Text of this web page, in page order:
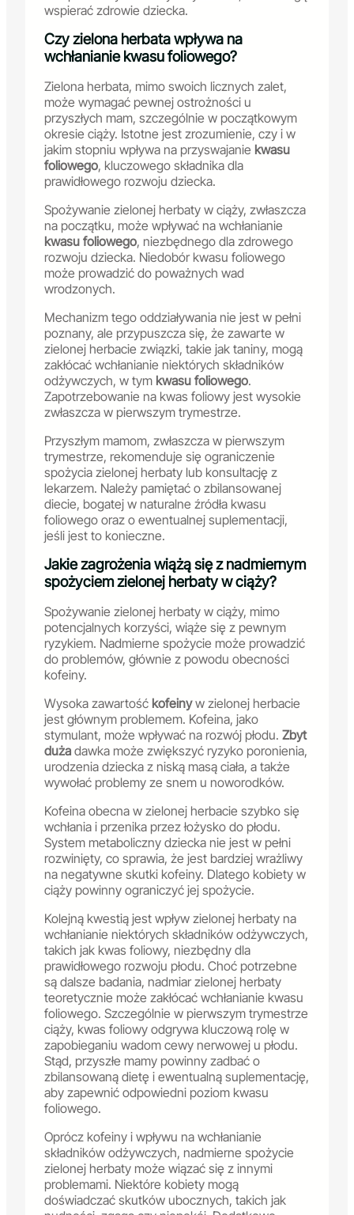
wspierać zdrowie dziecka.
Czy zielona herbata wpływa na
wchłanianie kwasu foliowego?
Zielona herbata, mimo swoich licznych zalet,
może wymagać pewnej ostrożności u
przyszłych mam, szczególnie w początkowym
okresie ciąży. Istotne jest zrozumienie, czy i w
jakim stopniu wpływa na przyswajanie kwasu
foliowego, kluczowego składnika dla
prawidłowego rozwoju dziecka.
Spożywanie zielonej herbaty w ciąży, zwłaszcza
na początku, może wpływać na wchłanianie
kwasu foliowego, niezbędnego dla zdrowego
rozwoju dziecka. Niedobór kwasu foliowego
może prowadzić do poważnych wad
wrodzonych.
Mechanizm tego oddziaływania nie jest w pełni
poznany, ale przypuszcza się, że zawarte w
zielonej herbacie związki, takie jak taniny, mogą
zakłócać wchłanianie niektórych składników
odżywczych, w tym kwasu foliowego.
Zapotrzebowanie na kwas foliowy jest wysokie
zwłaszcza w pierwszym trymestrze.
Przyszłym mamom, zwłaszcza w pierwszym
trymestrze, rekomenduje się ograniczenie
spożycia zielonej herbaty lub konsultację z
lekarzem. Należy pamiętać o zbilansowanej
diecie, bogatej w naturalne źródła kwasu
foliowego oraz o ewentualnej suplementacji,
jeśli jest to konieczne.
Jakie zagrożenia wiążą się z nadmiernym
spożyciem zielonej herbaty w ciąży?
Spożywanie zielonej herbaty w ciąży, mimo
potencjalnych korzyści, wiąże się z pewnym
ryzykiem. Nadmierne spożycie może prowadzić
do problemów, głównie z powodu obecności
kofeiny.
Wysoka zawartość kofeinyw zielonej herbacie
jest głównym problemem. Kofeina, jako
stymulant, może wpływać na rozwój płodu. Zbyt
duża dawka może zwiększyć ryzyko poronienia,
urodzenia dziecka z niską masą ciała, a także
wywołać problemy ze snem u noworodków.
Kofeina obecna w zielonej herbacie szybko się
wchłania i przenika przez łożysko do płodu.
System metaboliczny dziecka nie jest w pełni
rozwinięty, co sprawia, że jest bardziej wrażliwy
na negatywne skutki kofeiny. Dlatego kobiety w
ciąży powinny ograniczyć jej spożycie.
Kolejną kwestią jest wpływ zielonej herbaty na
wchłanianie niektórych składników odżywczych,
takich jak kwas foliowy, niezbędny dla
prawidłowego rozwoju płodu. Choć potrzebne
są dalsze badania, nadmiar zielonej herbaty
teoretycznie może zakłócać wchłanianie kwasu
foliowego. Szczególnie w pierwszym trymestrze
ciąży, kwas foliowy odgrywa kluczową rolę w
zapobieganiu wadom cewy nerwowej u płodu.
Stąd, przyszłe mamy powinny zadbać o
zbilansowaną dietę i ewentualną suplementację,
aby zapewnić odpowiedni poziom kwasu
foliowego.
Oprócz kofeiny i wpływu na wchłanianie
składników odżywczych, nadmierne spożycie
zielonej herbaty może wiązać się z innymi
problemami. Niektóre kobiety mogą
doświadczać skutków ubocznych, takich jak